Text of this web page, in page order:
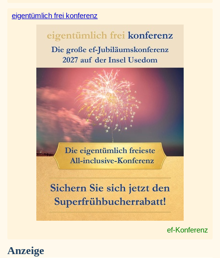
eigentümlich frei konferenz
ef-Konferenz
Anzeige